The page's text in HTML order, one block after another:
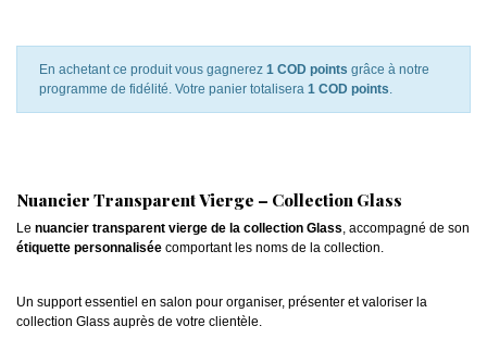
En achetant ce produit vous gagnerez 1 COD points grâce à notre
programme de fidélité. Votre panier totalisera 1 COD points.
Nuancier Transparent Vierge – Collection Glass
Le nuancier transparent vierge de la collection Glass, accompagné de son
étiquette personnalisée comportant les noms de la collection.
Un support essentiel en salon pour organiser, présenter et valoriser la
collection Glass auprès de votre clientèle.